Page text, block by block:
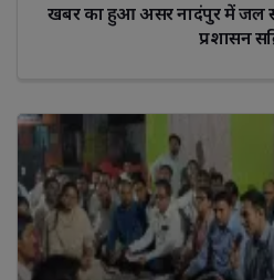
खबर का हुआ असर नादंपुर में जल
प्रशासन